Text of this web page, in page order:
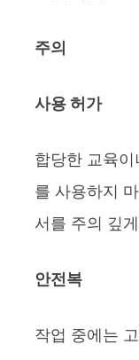
주의
사용 허가
합당한 교육
를 사용하지
서를 주의 깊
안전복
작업 중에는